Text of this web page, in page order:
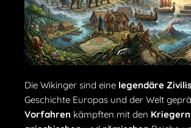
Die Wikinger sind eine legendäre
Geschichte Europas und der Welt
Vorfahren kämpften mit den